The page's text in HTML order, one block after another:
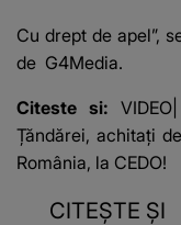
Cu drept de apel”,
de G4Media.
Citeste si:
Țăndărei, achitați
România, la CEDO!
CITEȘTE ȘI